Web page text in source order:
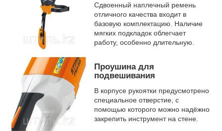
Сдвоенный наплечный ремень
отличного качества входит в
базовую комплектацию. Наличие
мягких подкладок облегчает
работу, особенно длительную.
Проушина для
подвешивания
В корпусе рукоятки предусмотрено
специальное отверстие, с
помощью которого можно надёжно
закрепить инструмент на стене.